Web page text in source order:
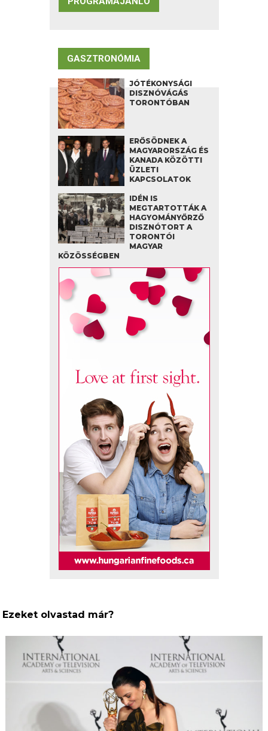
GASZTRONÓMIA
JÓTÉKONYSÁGI
DISZNÓVÁGÁS
TORONTÓBAN
ERŐSÖDNEK A
MAGYARORSZÁG ÉS
KANADA KÖZÖTTI
ÜZLETI
KAPCSOLATOK
IDÉN IS
MEGTARTOTTÁK A
HAGYOMÁNYŐRZŐ
DISZNÓTORT A
TORONTÓI
MAGYAR
KÖZÖSSÉGBEN
Ezeket olvastad már?